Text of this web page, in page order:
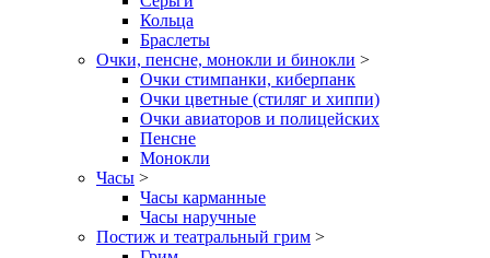
Кольца
Браслеты
Очки, пенсне, монокли и бинокли >
Очки стимпанки, киберпанк
Очки цветные (стиляг и хиппи)
Очки авиаторов и полицейских
Пенсне
Монокли
Часы >
Часы карманные
Часы наручные
Постиж и театральный грим >